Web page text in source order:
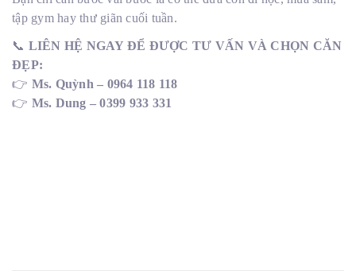
tập gym hay thư giãn cuối tuần.
📞 LIÊN HỆ NGAY ĐỂ ĐƯỢC TƯ VẤN VÀ CHỌN CĂN
ĐẸP:
👉 Ms. Quỳnh – 0964 118 118
👉 Ms. Dung – 0399 933 331